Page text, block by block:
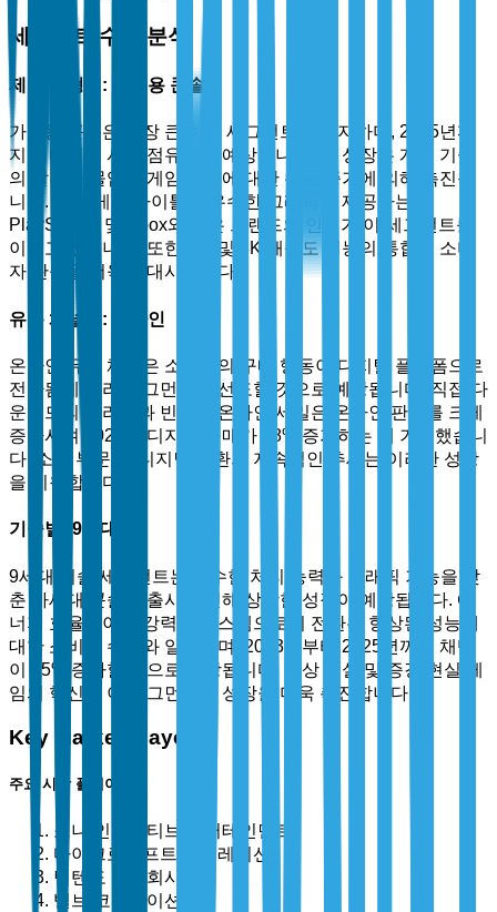
세그먼트 수준 분석
제품 유형별: 가정용 콘솔
가정용 콘솔은 가장 큰 하위 세그먼트를 차지하며, 2025년까
지 지배적인 시장 점유율이 예상됩니다. 이 성장은 게임 기술
의 발전과 몰입형 게임 경험에 대한 수요 증가에 의해 촉진됩
니다. 독점 게임 타이틀과 우수한 그래픽을 제공하는
PlayStation 및 Xbox와 같은 브랜드의 인기가 이 세그먼트를
이끌고 있습니다. 또한, 4K 및 8K 해상도 기능의 통합은 소비
자 관심을 더욱 증대시킵니다.
유통 채널별: 온라인
온라인 유통 채널은 소비자의 구매 행동이 디지털 플랫폼으로
전환됨에 따라 세그먼트를 선도할 것으로 예상됩니다. 직접 다
운로드의 편리함과 빈번한 온라인 세일은 온라인 판매를 크게
증가시켜 2024년 디지털 구매가 28% 증가하는 데 기여했습니
다. 소매 부문 내 디지털 전환의 지속적인 추세는 이러한 성장
을 지원합니다.
기술별: 9세대
9세대 기술 세그먼트는 우수한 처리 능력과 그래픽 기능을 갖
춘 차세대 콘솔의 출시로 인해 상당한 성장이 예상됩니다. 에
너지 효율적이고 강력한 시스템으로의 전환은 향상된 성능에
대한 소비자 수요와 일치하며, 2023년부터 2025년까지 채택
이 35% 증가할 것으로 예상됩니다. 가상 현실 및 증강 현실 게
임의 혁신은 이 세그먼트의 성장을 더욱 촉진합니다.
Key Market Players
주요 시장 플레이어
소니 인터랙티브 엔터테인먼트
마이크로소프트 코퍼레이션
닌텐도 주식회사
밸브 코퍼레이션